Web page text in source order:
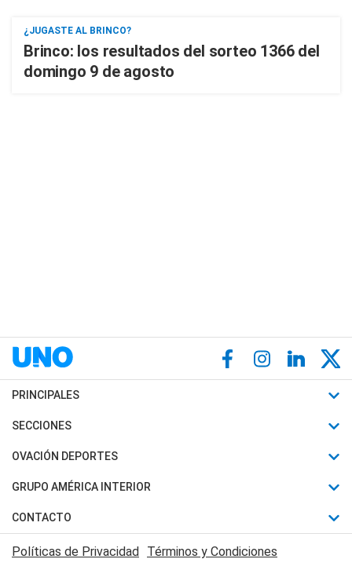
¿JUGASTE AL BRINCO?
Brinco: los resultados del sorteo 1366 del
domingo 9 de agosto
PRINCIPALES
Últimas Noticias
Política
Judiciales
Economia
SECCIONES
Horóscopo
Motores
Trucos caseros
Series y Películas
OVACIÓN DEPORTES
Fútbol
Mundial
Automovilismo
Rugby
GRUPO AMÉRICA INTERIOR
Canal 7 en Vivo
CONTACTO
Acerca de Nosotros
Políticas de Privacidad Términos y Condiciones